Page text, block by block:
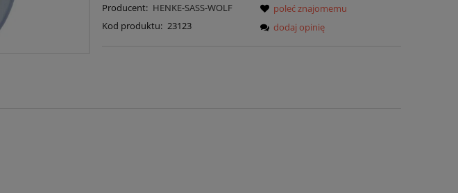
Producent: HENKE-SASS-WOLF
Kod produktu: 23123
poleć znajomemu
dodaj opinię